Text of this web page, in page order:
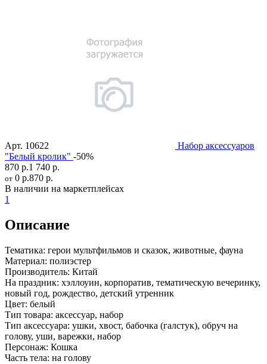
Арт. 10622
Набор аксессуаров
"Белый кролик" -50%
870 р.1 740 р.
от 0 р.870 р.
В наличии на маркетплейсах
1
Описание
Тематика: герои мультфильмов и сказок, животные, фауна
Материал: полиэстер
Производитель: Китай
На праздник: хэллоуин, корпоратив, тематическую вечеринку,
новый год, рождество, детский утренник
Цвет: белый
Тип товара: аксессуар, набор
Тип аксессуара: ушки, хвост, бабочка (галстук), обруч на
голову, уши, варежки, набор
Персонаж: Кошка
Часть тела: на голову